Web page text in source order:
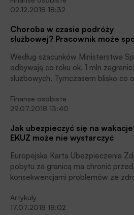
02.12.2018 18:32
Choroba w czasie podróży
służbowej? Pracownik może
Według szacunków Ministerstwa
odbywają co roku ok. 1 mln
służbowych. Tymczasem blisko
podróżnego. W przypadku nagłego
wypadku naraża to ich na znaczne
leczenie – oceniają eksperci AXA
Finanse osobiste
29.07.2018 13:40
Jak ubezpieczyć się na
EKUZ może nie wystarczyć
Europejska Karta Ubezpieczenia
pobytu za granicą ma chronić
konsekwencjami problemów ze
dostępu do pomocy medycznej, a
refundacji części poniesionych
Artykuły
17.07.2018 18:02